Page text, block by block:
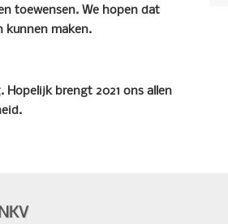
toewensen. We hopen dat
kunnen maken.
Hopelijk brengt 2021 ons allen